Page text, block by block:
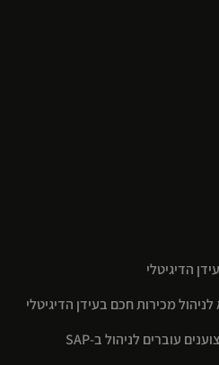
מכירות חכם בעידן הדיגיטלי
תוכנה לרואה חשבון: למה המקצוענים עוברים לניהול ב-SAP